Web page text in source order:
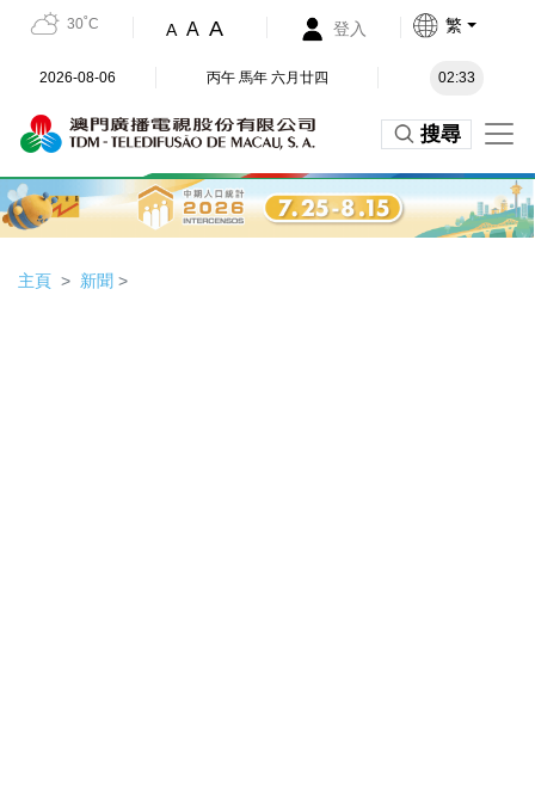
30˚C A A A 登入 繁
2026-08-06 丙午 馬年 六月廿四 02:33
搜尋
主頁 新聞 >